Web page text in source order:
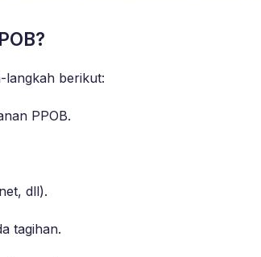
langkah berikut:
PPOB.
dll).
tagihan.